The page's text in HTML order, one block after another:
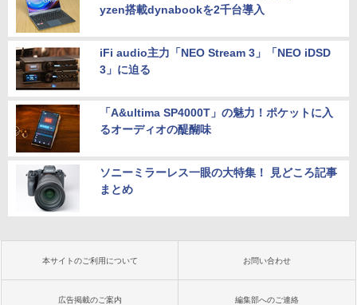
yzen搭載dynabookを2千台導入
iFi audio主力「NEO Stream 3」「NEO iDSD
3」に迫る
「A&ultima SP4000T」の魅力！ポケットに入
るオーディオの醍醐味
ソニーミラーレス一眼の大特集！ 見どころ記事
まとめ
本サイトのご利用について お問い合わせ
広告掲載のご案内 編集部へのご連絡